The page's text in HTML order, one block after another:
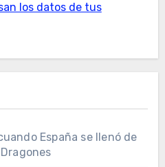
los datos de tus
España se llenó de